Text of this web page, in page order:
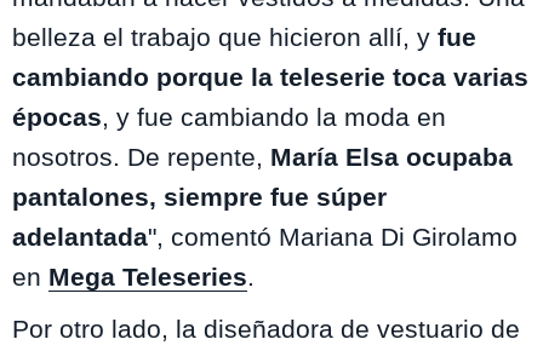
belleza el trabajo que hicieron allí, y fue
cambiando porque la teleserie toca varias
épocas, y fue cambiando la moda en
nosotros. De repente, María Elsa ocupaba
pantalones, siempre fue súper
adelantada", comentó Mariana Di Girolamo
en Mega Teleseries.
Por otro lado, la diseñadora de vestuario de